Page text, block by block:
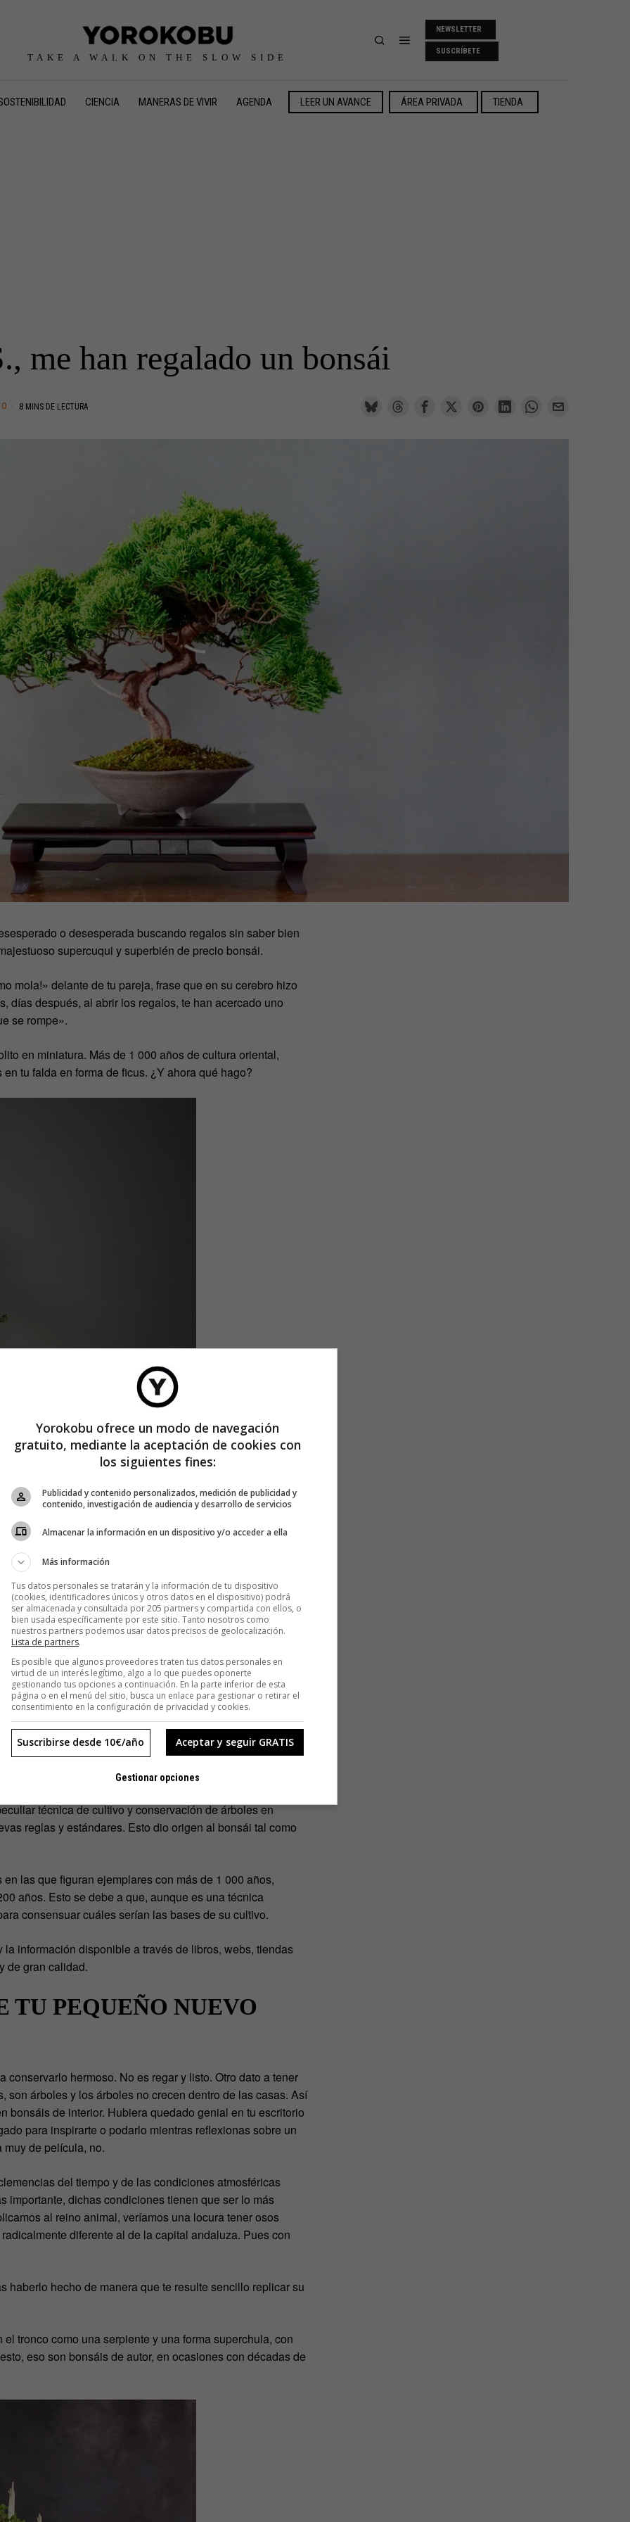
TAKE A WALK ON THE SLOW SIDE
NEWSLETTER
SUSCRÍBETE
CIENCIA MANERAS DE VIVIR AGENDA LEER UN AVANCE ÁREA PRIVADA TIENDA
me han regalado un bonsái
8 MINS DE LECTURA
o desesperada buscando regalos sin saber bien
supercuqui y superbién de precio bonsái.
mola!» delante de tu pareja, frase que en su cerebro hizo
días después, al abrir los regalos, te han acercado uno
se rompe».
en miniatura. Más de 1 000 años de cultura oriental,
tu falda en forma de ficus. ¿Y ahora qué hago?
en japonésy queremos que tanto tú como tu
más felices posible, así que vamos a explicar
gran consumo; y de paso, vamos a dar unas pequeñas
regalo» se acabe convirtiendo en una maravillosa pieza
en regalar un bonsái, para que lo pienses bien y lo
. Si estabas pensando que se trataba de árboles
ahí está el primer error. Son árboles normales que a
se mantienen en un tamaño mucho menor al original.
de 4 000 años, cuando se empezaron hacer
los cinco elementos.
Adoptó diferentes nombres en función de
lo hacía. En China,pun tsaisería el nombre que describiría
bonsái.
técnica de cultivo y conservación de árboles en
reglas y estándares. Esto dio origen al bonsái tal como
las que figuran ejemplares con más de 1 000 años,
años. Esto se debe a que, aunque es una técnica
consensuar cuáles serían las bases de su cultivo.
información disponible a través de libros, webs, tiendas
de gran calidad.
TU PEQUEÑO NUEVO
hermoso. No es regar y listo. Otro dato a tener
son árboles y los árboles no crecen dentro de las casas. Así
bonsáis de interior. Hubiera quedado genial en tu escritorio
para inspirarte o podarlo mientras reflexionas sobre un
de película, no.
del tiempo y de las condiciones atmosféricas
importante, dichas condiciones tienen que ser lo más
al reino animal, veríamos una locura tener osos
diferente al de la capital andaluza. Pues con
haberlo hecho de manera que te resulte sencillo replicar su
tronco como una serpiente y una forma superchula, con
eso son bonsáis de autor, en ocasiones con décadas de
Yorokobu ofrece un modo de navegación
gratuito, mediante la aceptación de cookies con
los siguientes fines:
Publicidad y contenido personalizados, medición de publicidad y
contenido, investigación de audiencia y desarrollo de servicios
Almacenar la información en un dispositivo y/o acceder a ella
Más información
Tus datos personales se tratarán y la información de tu dispositivo
(cookies, identificadores únicos y otros datos en el dispositivo) podrá
ser almacenada y consultada por 205 partners y compartida con ellos, o
bien usada específicamente por este sitio. Tanto nosotros como
nuestros partners podemos usar datos precisos de geolocalización.
Lista de partners.
Es posible que algunos proveedores traten tus datos personales en
virtud de un interés legítimo, algo a lo que puedes oponerte
gestionando tus opciones a continuación. En la parte inferior de esta
página o en el menú del sitio, busca un enlace para gestionar o retirar el
consentimiento en la configuración de privacidad y cookies.
Aceptar y seguir GRATIS
Suscribirse desde 10€/año
Gestionar opciones